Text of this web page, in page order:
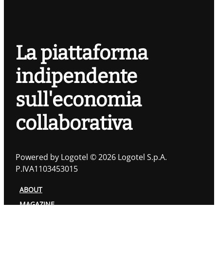
La piattaforma
indipendente
sull'economia
collaborativa
Powered by Logotel © 2026 Logotel S.p.A.
P.IVA1103453015
ABOUT
MAGAZINE